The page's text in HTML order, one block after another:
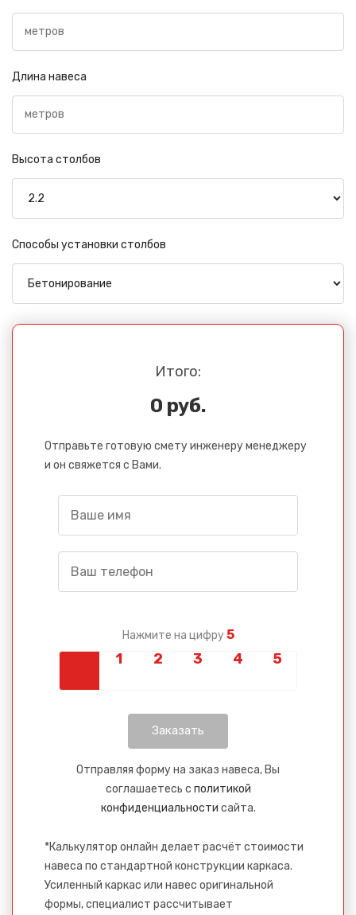
Длина навеса
Высота столбов
Способы установки столбов
Итого:
0 руб.
Отправьте готовую смету инженеру менеджеру
и он свяжется с Вами.
Нажмите на цифру 5
Отправляя форму на заказ навеса, Вы
соглашаетесь с политикой
конфиденциальности сайта.
*Калькулятор онлайн делает расчёт стоимости
навеса по стандартной конструкции каркаса.
Усиленный каркас или навес оригинальной
формы, специалист рассчитывает